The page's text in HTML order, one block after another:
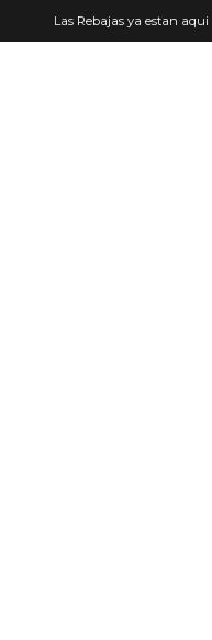
Las Rebajas ya estan aqui